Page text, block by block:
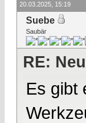
20.03.2025, 15:19
Suebe
Saubär
RE:
Es gibt